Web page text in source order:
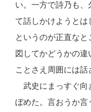
い。一方で詩乃も、
て話しかけようとは
というのが正直な
図してかどうかの
ことさえ周囲には話
武史にまっすぐ向
ぼめた。言おうか言